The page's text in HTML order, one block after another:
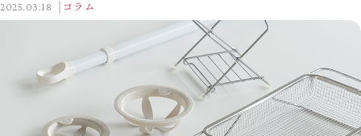
2025.03.18 コラム